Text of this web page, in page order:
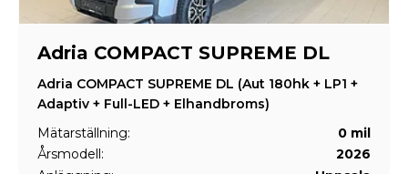
Adria COMPACT SUPREME DL
Adria COMPACT SUPREME DL (Aut 180hk + LP1 +
Adaptiv + Full-LED + Elhandbroms)
Mätarställning:
0 mil
Årsmodell:
2026